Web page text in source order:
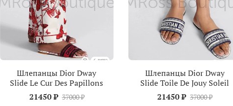
Шлепанцы Dior Dway
Slide Le Cur Des Papillons
21450 ₽ 37000 ₽
Шлепанцы Dior Dway
Slide Toile De Jouy Soleil
21450 ₽ 37000 ₽